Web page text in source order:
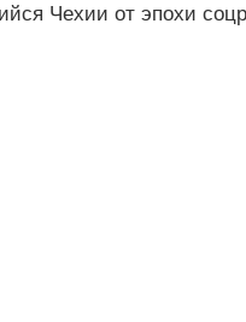
Чехии от эпохи